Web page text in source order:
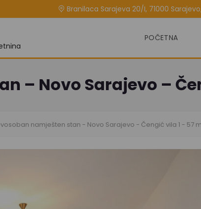
Branilaca Sarajeva 20/I, 71000
POČETNA
– Novo Sarajevo –
namješten stan - Novo Sarajevo - Čengić vila 1 - 57